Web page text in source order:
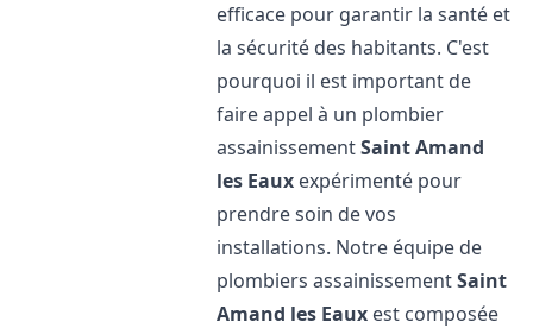
efficace pour garantir la santé et
la sécurité des habitants. C'est
pourquoi il est important de
faire appel à un plombier
assainissementSaint Amand
les Eaux expérimenté pour
prendre soin de vos
installations. Notre équipe de
plombiers assainissementSaint
Amand les Eaux est composée